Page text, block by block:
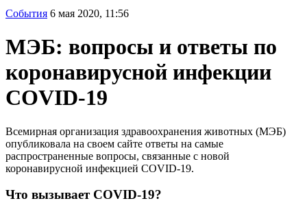
События 6 мая 2020, 11:56
МЭБ: вопросы и ответы по
коронавирусной инфекции
COVID-19
Всемирная организация здравоохранения животных (МЭБ)
опубликовала на своем сайте ответы на самые
распространенные вопросы, связанные с новой
коронавирусной инфекцией COVID-19.
Что вызывает COVID-19?